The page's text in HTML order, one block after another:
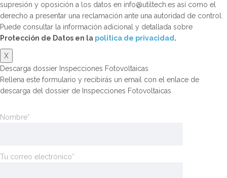
supresión y oposición a los datos en info@utiltech.es así como el
derecho a presentar una reclamación ante una autoridad de control.
Puede consultar la información adicional y detallada sobre
Protección de Datos en la politica de privacidad .
X
Descarga dossier Inspecciones Fotovoltaicas
Rellena este formulario y recibirás un email con el enlace de
descarga del dossier de Inspecciones Fotovoltaicas
Nombre*
Tu correo electrónico*